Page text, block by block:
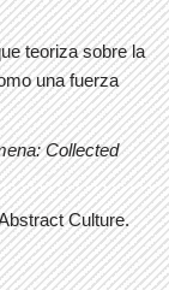
teoriza sobre la
una fuerza
Collected
Culture.